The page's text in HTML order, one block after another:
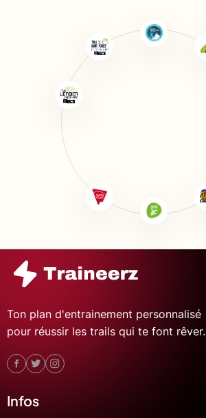
Ton plan d'entrainement personnalisé
pour réussir les trails qui te font rêver.
Infos